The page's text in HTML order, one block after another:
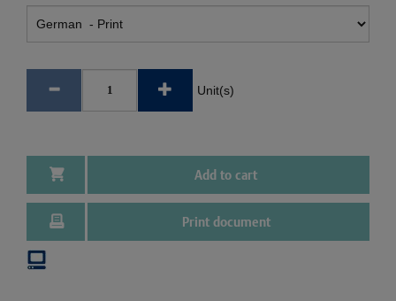
Unit(s)
Add to cart
Print document